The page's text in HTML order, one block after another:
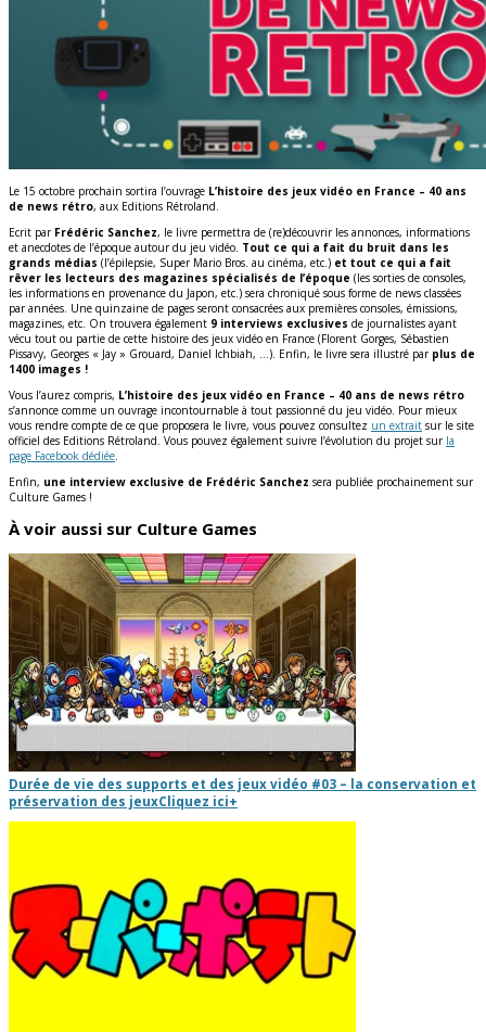
Le 15 octobre prochain sortira l’ouvrage L’histoire des jeux vidéo en France – 40 ans
de news rétro, aux Editions Rétroland.
Ecrit par Frédéric Sanchez, le livre permettra de (re)découvrir les annonces, informations
et anecdotes de l’époque autour du jeu vidéo. Tout ce qui a fait du bruit dans les
grands médias (l’épilepsie, Super Mario Bros. au cinéma, etc.) et tout ce qui a fait
rêver les lecteurs des magazines spécialisés de l’époque (les sorties de consoles,
les informations en provenance du Japon, etc.) sera chroniqué sous forme de news classées
par années. Une quinzaine de pages seront consacrées aux premières consoles, émissions,
magazines, etc. On trouvera également 9 interviews exclusives de journalistes ayant
vécu tout ou partie de cette histoire des jeux vidéo en France (Florent Gorges, Sébastien
Pissavy, Georges « Jay » Grouard, Daniel Ichbiah, …). Enfin, le livre sera illustré par plus de
1400 images !
Vous l’aurez compris, L’histoire des jeux vidéo en France – 40 ans de news rétro
s’annonce comme un ouvrage incontournable à tout passionné du jeu vidéo. Pour mieux
vous rendre compte de ce que proposera le livre, vous pouvez consultez un extrait sur le site
officiel des Editions Rétroland. Vous pouvez également suivre l’évolution du projet sur la
page Facebook dédiée.
Enfin, une interview exclusive de Frédéric Sanchez sera publiée prochainement sur
Culture Games !
À voir aussi sur Culture Games
Durée de vie des supports et des jeux vidéo #03 – la conservation et
préservation des jeuxCliquez ici+